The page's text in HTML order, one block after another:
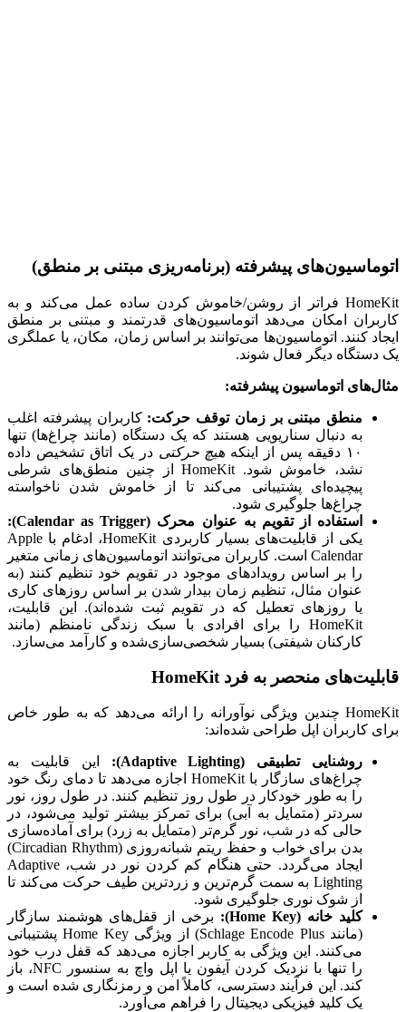
اتوماسیون‌های پیشرفته (برنامه‌ریزی مبتنی بر منطق)
HomeKit فراتر از روشن/خاموش کردن ساده عمل می‌کند و به
کاربران امکان می‌دهد اتوماسیون‌های قدرتمند و مبتنی بر منطق
ایجاد کنند. اتوماسیون‌ها می‌توانند بر اساس زمان، مکان، یا عملگری
یک دستگاه دیگر فعال شوند.
مثال‌های اتوماسیون پیشرفته:
منطق مبتنی بر زمان توقف حرکت: کاربران پیشرفته اغلب
به دنبال سناریویی هستند که یک دستگاه (مانند چراغ‌ها) تنها
۱۰ دقیقه پس از اینکه
هیچ حرکتی در یک اتاق تشخیص داده
نشد، خاموش شود. HomeKit از چنین منطق‌های شرطی
پیچیده‌ای پشتیبانی می‌کند تا از خاموش شدن ناخواسته
چراغ‌ها جلوگیری شود.
استفاده از تقویم به عنوان محرک (Calendar as Trigger):
یکی از قابلیت‌های بسیار کاربردی HomeKit، ادغام با Apple
Calendar است. کاربران می‌توانند اتوماسیون‌های زمانی متغیر
را بر اساس رویدادهای موجود در تقویم خود تنظیم کنند (به
عنوان مثال، تنظیم زمان بیدار شدن بر اساس روزهای کاری
یا روزهای تعطیل که در تقویم ثبت شده‌اند). این قابلیت،
HomeKit را برای افرادی با سبک زندگی نامنظم (مانند
کارکنان شیفتی) بسیار شخصی‌سازی‌شده و کارآمد می‌سازد.
قابلیت‌های منحصر به فرد HomeKit
HomeKit چندین ویژگی نوآورانه را ارائه می‌دهد که به طور خاص
برای کاربران اپل طراحی شده‌اند:
روشنایی تطبیقی (Adaptive Lighting):
این قابلیت به
چراغ‌های سازگار با HomeKit اجازه می‌دهد تا دمای رنگ خود
را به طور خودکار در طول روز تنظیم کنند. در طول روز، نور
سردتر (متمایل به آبی) برای تمرکز بیشتر تولید می‌شود، در
حالی که در شب، نور گرم‌تر (متمایل به زرد) برای آماده‌سازی
بدن برای خواب و حفظ ریتم شبانه‌روزی (Circadian Rhythm)
ایجاد می‌گردد. حتی هنگام کم کردن نور در شب، Adaptive
Lighting به سمت گرم‌ترین و زردترین طیف حرکت می‌کند تا
از شوک نوری جلوگیری شود.
کلید خانه (Home Key):
برخی از قفل‌های هوشمند سازگار
(مانند Schlage Encode Plus) از ویژگی Home Key پشتیبانی
می‌کنند. این ویژگی به کاربر اجازه می‌دهد که قفل درب خود
را تنها با نزدیک کردن آیفون یا اپل واچ به سنسور NFC، باز
کند. این فرآیند دسترسی، کاملاً امن و رمزنگاری شده است و
یک کلید فیزیکی دیجیتال را فراهم می‌آورد.